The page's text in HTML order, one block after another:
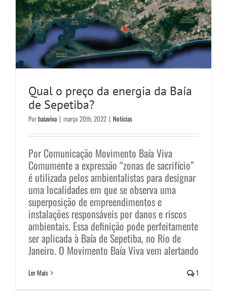
Qual o preço da energia da Baía
de Sepetiba?
Porbaiaviva | março 20th, 2022 | Notícias
Por Comunicação Movimento Baía Viva
Comumente a expressão “zonas de sacrifício”
é utilizada pelos ambientalistas para designar
uma localidades em que se observa uma
superposição de empreendimentos e
instalações responsáveis por danos e riscos
ambientais. Essa definição pode perfeitamente
ser aplicada à Baía de Sepetiba, no Rio de
Janeiro. O Movimento Baía Viva vem alertando
Ler Mais 1